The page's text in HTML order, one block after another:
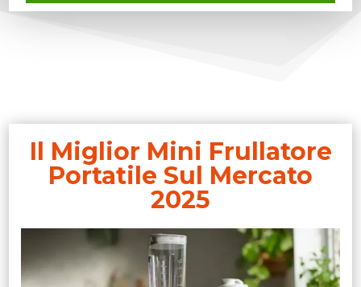
Il Miglior Mini Frullatore
Portatile Sul Mercato
2025